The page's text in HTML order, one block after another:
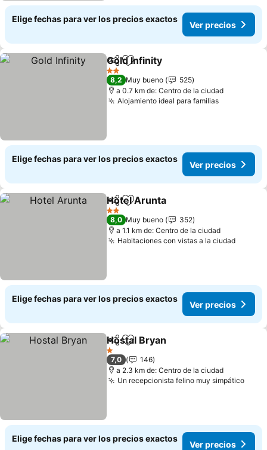
Elige fechas para ver los precios exactos
Ver precios
CompartirAgregar a favoritos
Gold Infinity
2 Estrellas
8,2 Muy bueno
525
a 0.7 km de: Centro de la ciudad
Alojamiento ideal para familiasVer
Elige fechas para ver los precios exactos
Ver precios
CompartirAgregar a favoritos
Hotel Arunta
2 Estrellas
8,0 Muy bueno
352
a 1.1 km de: Centro de la ciudad
Habitaciones con vistas a la ciudadVer
Elige fechas para ver los precios exactos
Ver precios
CompartirAgregar a favoritos
Hostal Bryan
1 Estrellas
7,0
146
a 2.3 km de: Centro de la ciudad
Un recepcionista felino muy simpáticoVer
Elige fechas para ver los precios exactos
Ver precios